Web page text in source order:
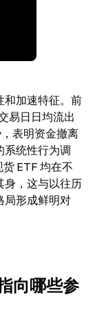
和加速特征。前
易日日均流出
表明资金撤离
系统性行为调
ETF 均在不
身，这与以往历
局形成鲜明对
向哪些参